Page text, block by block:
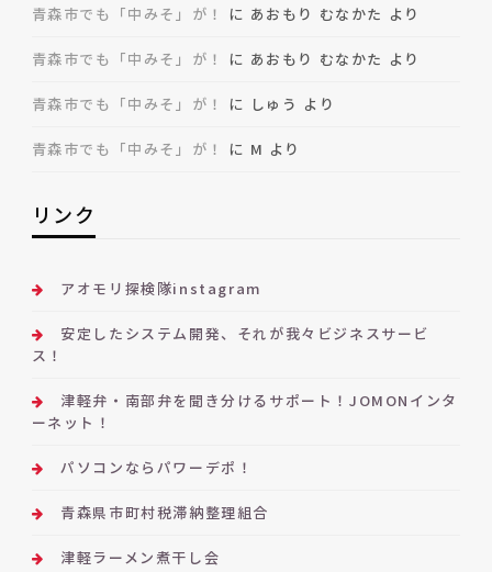
青森市でも「中みそ」が！ に あおもり むなかた より
青森市でも「中みそ」が！ に あおもり むなかた より
青森市でも「中みそ」が！ に しゅう より
青森市でも「中みそ」が！ に M より
リンク
アオモリ探検隊instagram
安定したシステム開発、それが我々ビジネスサービ
ス！
津軽弁・南部弁を聞き分けるサポート！JOMONインタ
ーネット！
パソコンならパワーデポ！
青森県市町村税滞納整理組合
津軽ラーメン煮干し会